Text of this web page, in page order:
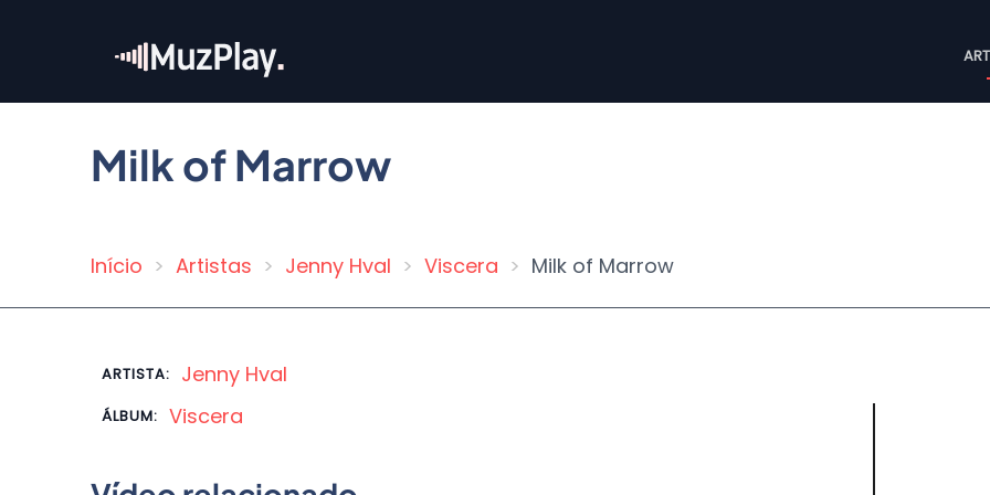
conteúdo
Milk of Marrow
Trilha
navegação
Início Artistas Jenny Hval Viscera Milk of Marrow
ARTISTA: Jenny Hval
ÁLBUM: Viscera